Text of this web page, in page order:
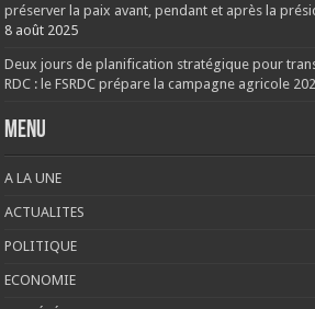
préserver la paix avant, pendant et après la
8 août 2025
Deux jours de planification stratégique pour
RDC : le FSRDC prépare la campagne agricole
Menu
A LA UNE
ACTUALITES
POLITIQUE
ECONOMIE